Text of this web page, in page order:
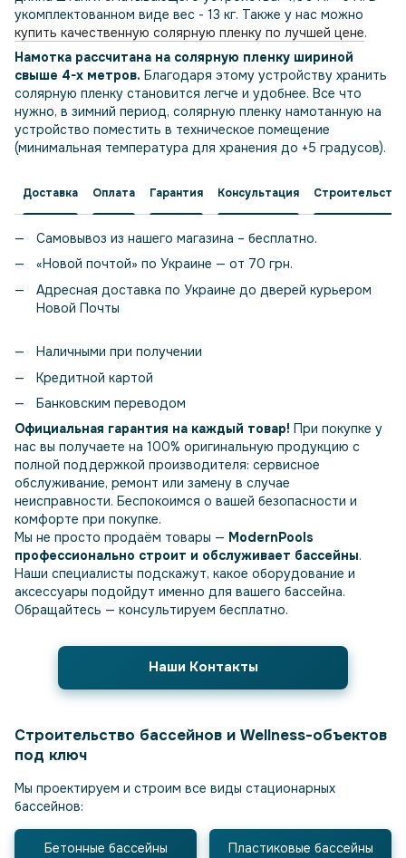
укомплектованном виде вес - 13 кг. Также у нас можно
купить качественную солярную пленку по лучшей цене.
Намотка рассчитана на солярную пленку шириной
свыше 4-х метров. Благодаря этому устройству хранить
солярную пленку становится легче и удобнее. Все что
нужно, в зимний период, солярную пленку намотанную на
устройство поместить в техническое помещение
(минимальная температура для хранения до +5 градусов).
Доставка Оплата Гарантия Консультация Строительство
Самовывоз из нашего магазина – бесплатно.
«Новой почтой» по Украине — от 70 грн.
Адресная доставка по Украине до дверей курьером
Новой Почты
Наличными при получении
Кредитной картой
Банковским переводом
Официальная гарантия на каждый товар! При покупке у
нас вы получаете на 100% оригинальную продукцию с
полной поддержкой производителя: сервисное
обслуживание, ремонт или замену в случае
неисправности. Беспокоимся о вашей безопасности и
комфорте при покупке.
Мы не просто продаём товары — ModernPools
профессионально строит и обслуживает бассейны.
Наши специалисты подскажут, какое оборудование и
аксессуары подойдут именно для вашего бассейна.
Обращайтесь — консультируем бесплатно.
Наши Контакты
Строительство бассейнов и Wellness-объектов
под ключ
Мы проектируем и строим все виды стационарных
бассейнов:
Бетонные бассейны Пластиковые бассейны